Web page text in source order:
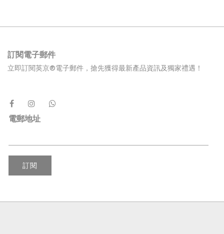
訂閱電子郵件
立即訂閱英京®電子郵件，搶先獲得最新產品資訊及獨家禮遇！
電郵地址
訂閱